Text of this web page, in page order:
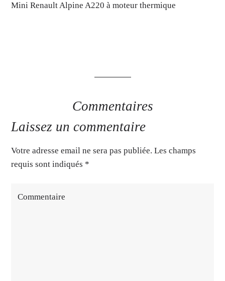
Mini Renault Alpine A220 à moteur thermique
Commentaires
Laissez un commentaire
Votre adresse email ne sera pas publiée. Les champs
requis sont indiqués *